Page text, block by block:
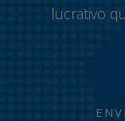
lucrativo